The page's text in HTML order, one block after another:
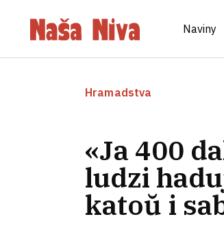
Naviny
Hramadstva
«Ja 400
ludzi
katoŭ i